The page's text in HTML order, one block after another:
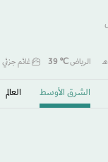
الرياض℃
39 غائم جزئي
الشرق الأوسط​ العالم